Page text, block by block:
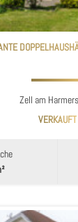
Zell am
VERKAUFT